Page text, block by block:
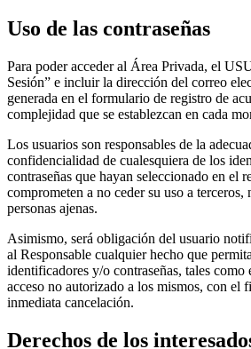
Uso de las contraseñas
Para poder acceder al Área Privada, el
Sesión” e incluir la dirección del correo
generada en el formulario de registro de
complejidad que se establezcan en cada
Los usuarios son responsables de la
confidencialidad de cualesquiera de los
contraseñas que hayan seleccionado en el
comprometen a no ceder su uso a terceros,
personas ajenas.
Asimismo, será obligación del usuario
al Responsable cualquier hecho que
identificadores y/o contraseñas, tales
acceso no autorizado a los mismos, con el
inmediata cancelación.
Derechos de los